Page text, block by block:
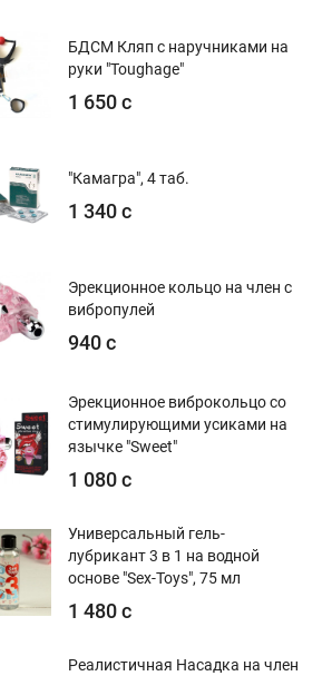
БДСМ Кляп с наручниками на
руки "Toughage"
1 650 с
"Камагра", 4 таб.
1 340 с
Эрекционное кольцо на член с
вибропулей
940 с
Эрекционное виброкольцо со
стимулирующими усиками на
язычке "Sweet"
1 080 с
Универсальный гель-
лубрикант 3 в 1 на водной
основе "Sex-Toys", 75 мл
1 480 с
Реалистичная Насадка на член